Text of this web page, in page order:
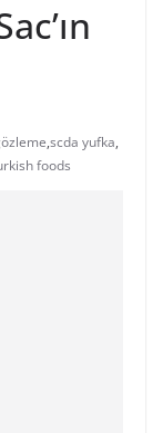
,scda yufka,
foods